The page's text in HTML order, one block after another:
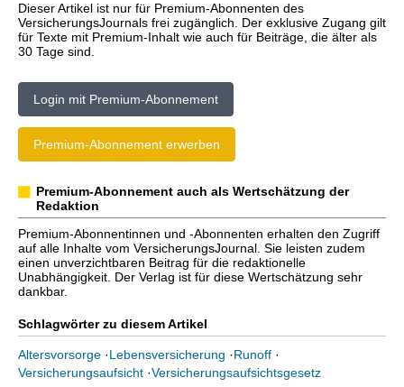
Dieser Artikel ist nur für Premium-Abonnenten des
VersicherungsJournals frei zugänglich. Der exklusive Zugang gilt
für Texte mit Premium-Inhalt wie auch für Beiträge, die älter als
30 Tage sind.
Login mit Premium-Abonnement
Premium-Abonnement erwerben
Premium-Abonnement auch als Wertschätzung der
Redaktion
Premium-Abonnentinnen und -Abonnenten erhalten den Zugriff
auf alle Inhalte vom VersicherungsJournal. Sie leisten zudem
einen unverzichtbaren Beitrag für die redaktionelle
Unabhängigkeit. Der Verlag ist für diese Wertschätzung sehr
dankbar.
Schlagwörter zu diesem Artikel
Altersvorsorge ·Lebensversicherung ·Runoff ·
Versicherungsaufsicht ·Versicherungsaufsichtsgesetz